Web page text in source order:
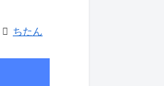
ちたん